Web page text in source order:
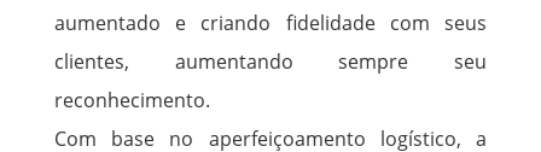
aumentado e criando fidelidade com seus
clientes, aumentando sempre seu
reconhecimento.
Com base no aperfeiçoamento logístico, a